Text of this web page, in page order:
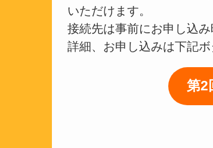
いただけます。
接続先は事前にお申し込
詳細、お申し込みは下記ボ
第2